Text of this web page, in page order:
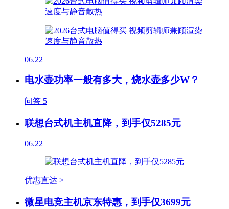
06.22
电水壶功率一般有多大，烧水壶多少W？
问答 5
联想台式机主机直降，到手仅5285元
06.22
优惠直达 >
微星电竞主机京东特惠，到手仅3699元